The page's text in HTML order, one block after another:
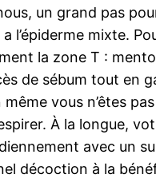
un grand pas
l’épiderme mixte.
la zone T :
de sébum tout en
vous n’êtes
À la longue,
avec un
décoction à la